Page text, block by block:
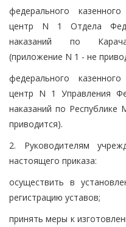
федерального
центр N 1 Отдела
наказаний по
(приложение N 1 - не
федерального
центр N 1 Управления
наказаний по
приводится).
2. Руководителям
настоящего приказа:
осуществить в
регистрацию уставов;
принять меры к